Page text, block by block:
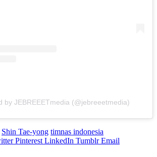
by JEBREEETmedia (@jebreeetmedia)
Shin Tae-yong timnas indonesia
Pinterest LinkedIn Tumblr Email